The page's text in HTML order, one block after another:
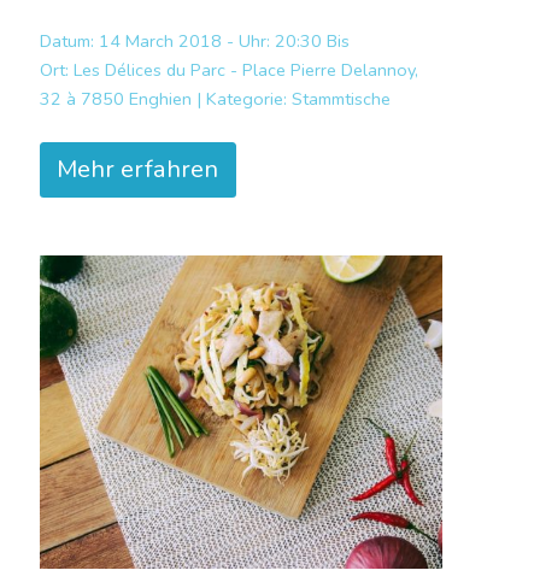
Datum: 14 March 2018 - Uhr: 20:30 Bis
Ort: Les Délices du Parc - Place Pierre Delannoy,
32 à 7850 Enghien | Kategorie: Stammtische
Mehr erfahren